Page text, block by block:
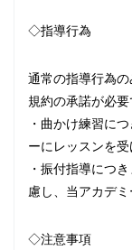
◇指導行為
通常の指導行為
規約の承諾が必要
・曲かけ練習に
ーにレッスンを受
・振付指導につ
慮し、当アカデ
◇注意事項